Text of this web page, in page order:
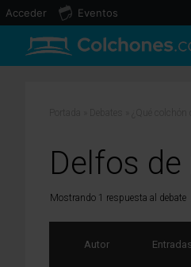
Delfos
Mostrando 1 respuesta al debate
Autor Entradas
Acceder Eventos